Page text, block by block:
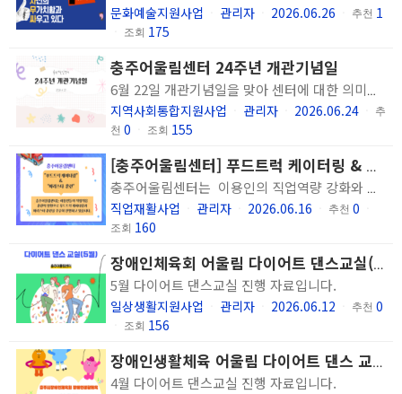
문화예술지원사업 관리자 2026.06.26 추천 1
조회 175
충주어울림센터 24주년 개관기념일
6월 22일 개관기념일을 맞아 센터에 대한 의미를 생각해보는 시간을 가졌습니다. 센터에게 생일 카드 작성하기, '어울림' 삼행시 짓기, 센터 로고 만들기 활동을 통해 자신에게 센터가 어떤 의미인지 표현하고 함께 이야기를 나눴습니다. 다소 투박하기도 하고 그림 솜씨가 뛰어나지는 않지만 센터의 중요성과 센터에 대한 마음을 느낄 수 있어 뜻 깊었습니다. 앞으로도 정신장애인이 지역사회에서 건강하게 더불어 살아가는데 도움이 되는 동반자가 되고자 노력하겠습니다.
지역사회통합지원사업 관리자 2026.06.24
추
천 0 조회 155
[충주어울림센터] 푸드트럭 케이터링 & 바리스타 훈련
충주어울림센터는 이용인의 직업역량 강화와 지역사회 참여 확대 및 자립 지원을 목적으로 푸드트럭 케이터링 & 바리스타 훈련을 실시하고 있습니다.
직업재활사업 관리자 2026.06.16 추천 0
조회 160
장애인체육회 어울림 다이어트 댄스교실(5월)
5월 다이어트 댄스교실 진행 자료입니다.
일상생활지원사업 관리자 2026.06.12 추천 0
조회 156
장애인생활체육 어울림 다이어트 댄스 교실(4월)
4월 다이어트 댄스교실 진행 자료입니다.